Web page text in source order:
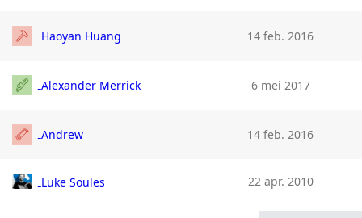
Haoyan Huang 14 feb. 2016
Alexander Merrick 6 mei 2017
Andrew 14 feb. 2016
Luke Soules 22 apr. 2010